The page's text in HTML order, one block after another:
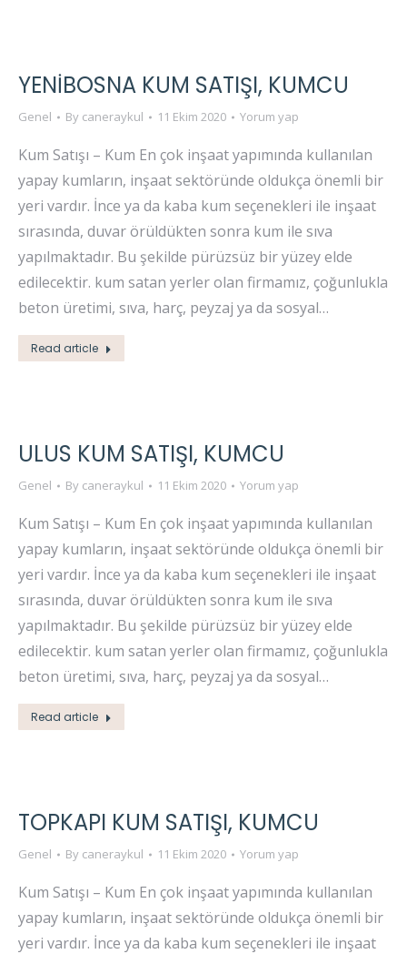
YENIBOSNA KUM SATIŞI, KUMCU
Genel By caneraykul 11 Ekim 2020 Yorum yap
Kum Satışı – Kum En çok inşaat yapımında kullanılan
yapay kumların, inşaat sektöründe oldukça önemli bir
yeri vardır. İnce ya da kaba kum seçenekleri ile inşaat
sırasında, duvar örüldükten sonra kum ile sıva
yapılmaktadır. Bu şekilde pürüzsüz bir yüzey elde
edilecektir. kum satan yerler olan firmamız, çoğunlukla
beton üretimi, sıva, harç, peyzaj ya da sosyal…
Read article
ULUS KUM SATIŞI, KUMCU
Genel By caneraykul 11 Ekim 2020 Yorum yap
Kum Satışı – Kum En çok inşaat yapımında kullanılan
yapay kumların, inşaat sektöründe oldukça önemli bir
yeri vardır. İnce ya da kaba kum seçenekleri ile inşaat
sırasında, duvar örüldükten sonra kum ile sıva
yapılmaktadır. Bu şekilde pürüzsüz bir yüzey elde
edilecektir. kum satan yerler olan firmamız, çoğunlukla
beton üretimi, sıva, harç, peyzaj ya da sosyal…
Read article
TOPKAPI KUM SATIŞI, KUMCU
Genel By caneraykul 11 Ekim 2020 Yorum yap
Kum Satışı – Kum En çok inşaat yapımında kullanılan
yapay kumların, inşaat sektöründe oldukça önemli bir
yeri vardır. İnce ya da kaba kum seçenekleri ile inşaat